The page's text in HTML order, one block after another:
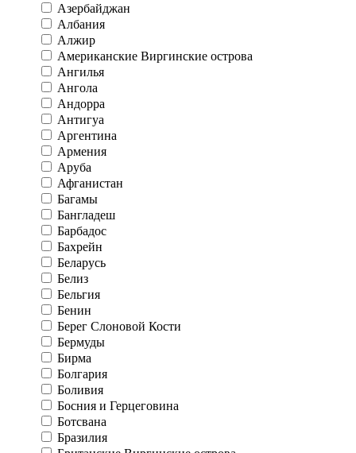
Азербайджан
Албания
Алжир
Американские Виргинские острова
Ангилья
Ангола
Андорра
Антигуа
Аргентина
Армения
Аруба
Афганистан
Багамы
Бангладеш
Барбадос
Бахрейн
Беларусь
Белиз
Бельгия
Бенин
Берег Слоновой Кости
Бермуды
Бирма
Болгария
Боливия
Босния и Герцеговина
Ботсвана
Бразилия